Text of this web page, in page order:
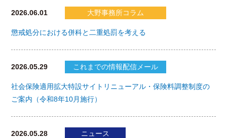
2026.06.01 大野事務所コラム
懲戒処分における併科と二重処罰を考える
2026.05.29 これまでの情報配信メール
社会保険適用拡大特設サイトリニューアル・保険料調整制度の
ご案内（令和8年10月施行）
2026.05.28 ニュース